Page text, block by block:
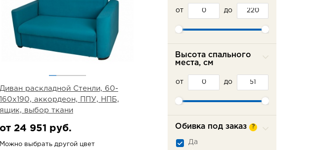
Диван раскладной Стенли, 60-
160х190, аккордеон, ППУ, НПБ,
ящик, выбор ткани
от 24 951 руб.
Можно выбрать другой цвет
от до
Высота спального
места, см
от до
Обивка под заказ ?
Да